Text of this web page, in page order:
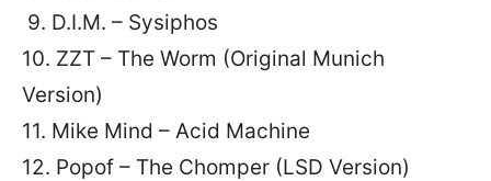
9. D.I.M. – Sysiphos
10. ZZT – The Worm (Original Munich
Version)
11. Mike Mind – Acid Machine
12. Popof – The Chomper (LSD Version)